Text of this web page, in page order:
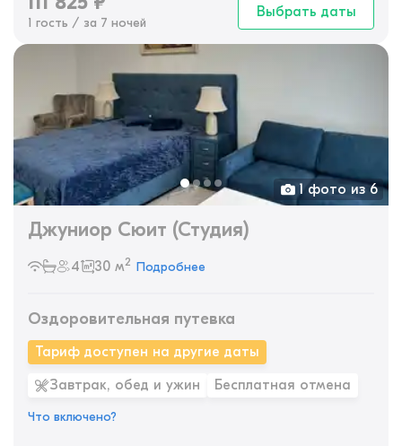
1 гость / за 7 ночей
Выбрать даты
1 фото из 6
Джуниор Сюит (Студия)
4 30 м2 Подробнее
Оздоровительная путевка
Тариф доступен на другие даты
Завтрак, обед и ужин Бесплатная отмена
Что включено?